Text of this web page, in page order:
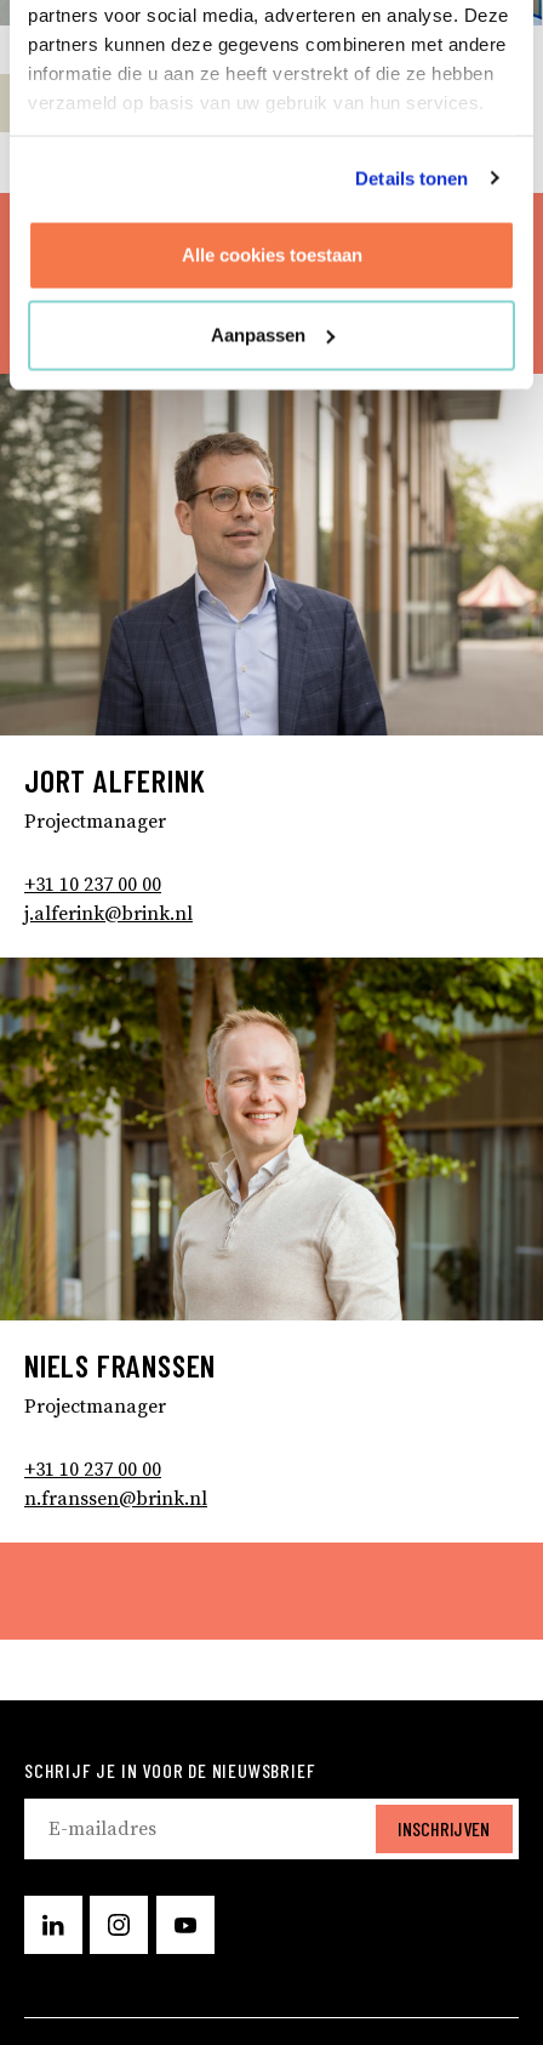
partners voor social media, adverteren en analyse. Deze
partners kunnen deze gegevens combineren met andere
informatie die u aan ze heeft verstrekt of die ze hebben
verzameld op basis van uw gebruik van hun services.
Details tonen
Alle cookies toestaan
Aanpassen
MEER WETEN?
JORT ALFERINK
Projectmanager
+31 10 237 00 00
j.alferink@brink.nl
NIELS FRANSSEN
Projectmanager
+31 10 237 00 00
n.franssen@brink.nl
SCHRIJF JE IN VOOR DE NIEUWSBRIEF
INSCHRIJVEN